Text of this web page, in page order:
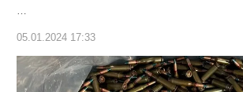
05.01.2024 17:33